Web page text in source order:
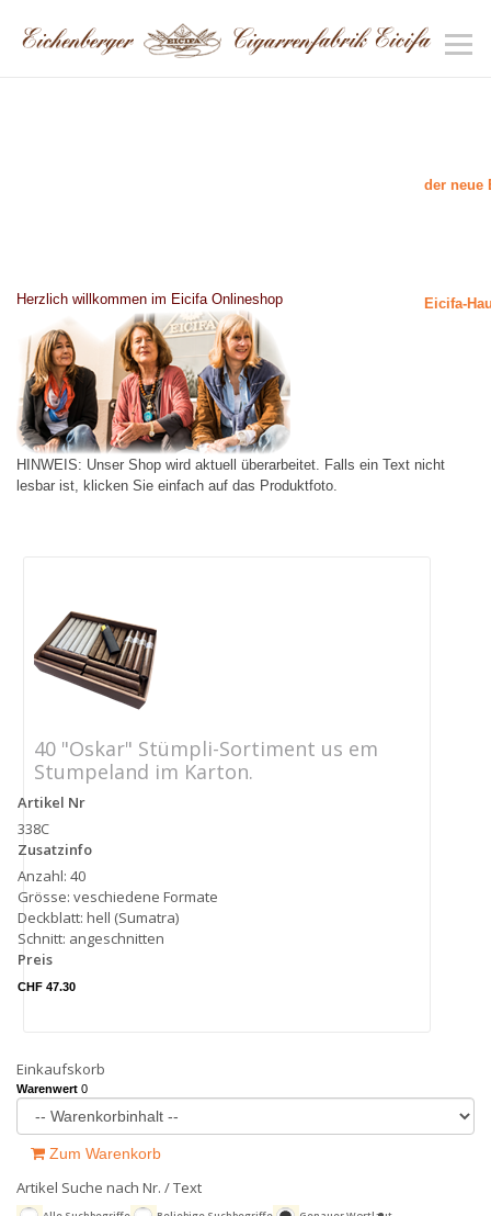
Herzlich willkommen im Eicifa Onlineshop
der neue
Eicifa-
HINWEIS: Unser Shop wird aktuell überarbeitet. Falls ein Text nicht
lesbar ist, klicken Sie einfach auf das Produktfoto.
40 "Oskar" Stümpli-Sortiment us em
Stumpeland im Karton.
Artikel Nr
338C
Zusatzinfo
Anzahl: 40
Grösse: veschiedene Formate
Deckblatt: hell (Sumatra)
Schnitt: angeschnitten
Preis
CHF 47.30
Einkaufskorb
Warenwert 0
Zum Warenkorb
Artikel Suche nach Nr. / Text